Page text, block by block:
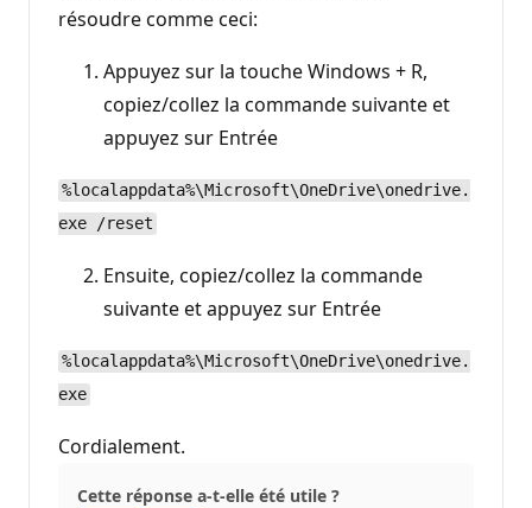
résoudre comme ceci:
Appuyez sur la touche Windows + R,
copiez/collez la commande suivante et
appuyez sur Entrée
%localappdata%\Microsoft\OneDrive\onedrive.
exe /reset
Ensuite, copiez/collez la commande
suivante et appuyez sur Entrée
%localappdata%\Microsoft\OneDrive\onedrive.
exe
Cordialement.
Cette réponse a-t-elle été utile ?